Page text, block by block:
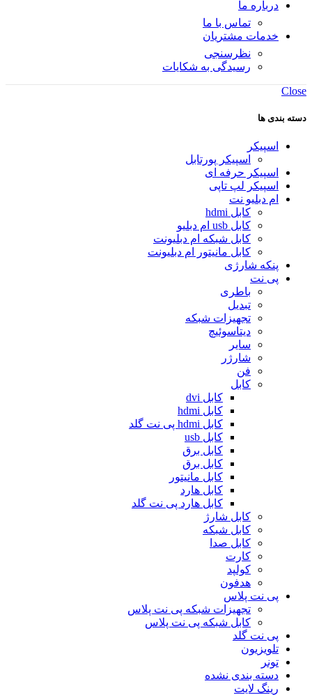
درباره ما
تماس با ما
خدمات مشتریان
نظرسنجی
رسیدگی به شکایات
Close
دسته بندی ها
اسپیکر
اسپیکر پورتابل
اسپیکر حرفه ای
اسپیکر لپ تاپی
ام دبلیو نت
کابل hdmi
کابل usb ام دبلیو
کابل شبکه ام دبلیونت
کابل مانیتور ام دبلیونت
پنکه شارژی
پی نت
باطری
تبدیل
تجهیزات شبکه
دیتاسوئیچ
سایر
شارژر
فن
کابل
کابل dvi
کابل hdmi
کابل hdmi پی نت گلد
کابل usb
کابل برق
کابل برق
کابل مانیتور
کابل هارد
کابل هارد پی نت گلد
کابل شارژ
کابل شبکه
کابل صدا
کارت
کولپد
هدفون
پی نت پلاس
تجهیزات شبکه پی نت پلاس
کابل شبکه پی نت پلاس
پی نت گلد
تلویزیون
تونر
دسته بندی نشده
رینگ لایت